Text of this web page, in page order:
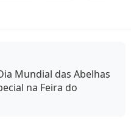
Mundial das Abelhas
na Feira do